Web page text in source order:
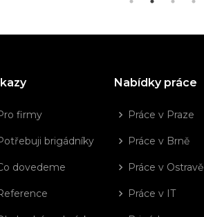
firmy
brigádníky
dovedeme
Nabídky práce
Práce v Praze
Práce v Brně
Práce v Ostravě
Práce v IT